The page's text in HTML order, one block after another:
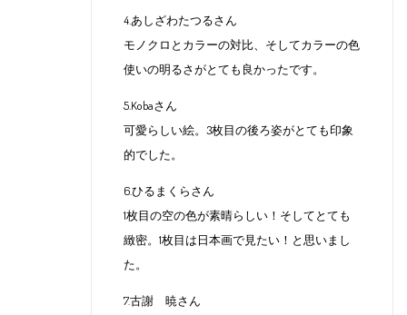
4.あしざわたつるさん
モノクロとカラーの対比、そしてカラーの色
使いの明るさがとても良かったです。
5.Kobaさん
可愛らしい絵。3枚目の後ろ姿がとても印象
的でした。
6.ひるまくらさん
1枚目の空の色が素晴らしい！そしてとても
緻密。1枚目は日本画で見たい！と思いまし
た。
7.古謝 暁さん